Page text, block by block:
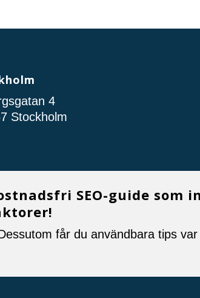
4
Stockholm
SEO-guide som
får du användbara tips